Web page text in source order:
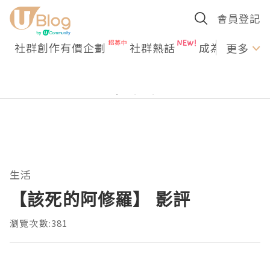
會員登記
社群創作有價企劃 社群熱話 成為U更多
生活
【該死的阿修羅】 影評
瀏覽次數:381